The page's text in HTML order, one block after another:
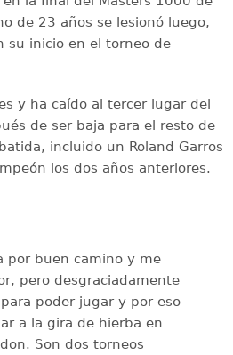
de 23 años se lesionó luego,
su inicio en el torneo de
y ha caído al tercer lugar del
de ser baja para el resto de
incluido un Roland Garros
los dos años anteriores.
por buen camino y me
pero desgraciadamente
poder jugar y por eso
a la gira de hierba en
Son dos torneos